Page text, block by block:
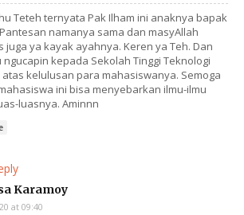
Teteh ternyata Pak Ilham ini anaknya bapak
namanya sama dan masyAllah
juga ya kayak ayahnya. Keren ya Teh. Dan
ngucapin kepada Sekolah Tinggi Teknologi
atas kelulusan para mahasiswanya. Semoga
ini bisa menyebarkan ilmu-ilmu
luasnya. Aminnn
Karamoy
at 09:40